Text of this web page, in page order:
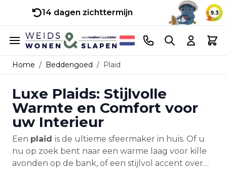
14 dagen zichttermijn 9.3
Ga naar de inhoud
Telefoonnummer
Search Cart
Home / Beddengoed / Plaid
Luxe Plaids: Stijlvolle
Warmte en Comfort voor
uw Interieur
Een plaid is de ultieme sfeermaker in huis. Of u
nu op zoek bent naar een warme laag voor kille
avonden op de bank, of een stijlvol accent over